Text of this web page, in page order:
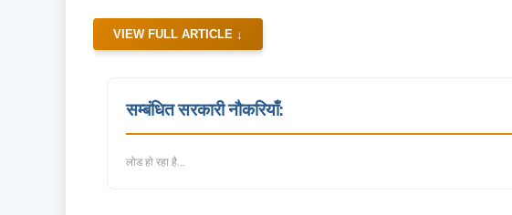
VIEW FULL ARTICLE ↓
सम्बंधित सरकारी नौकरियाँ:
लोड हो रहा है...